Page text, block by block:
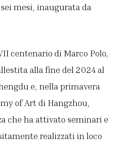
mesi, inaugurata da
centenario di Marco Polo,
alla fine del 2024 al
e, nella primavera
of Art di Hangzhou,
che ha attivato seminari e
realizzati in loco